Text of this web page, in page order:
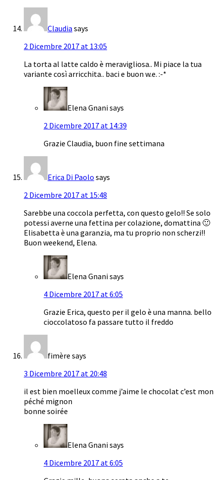
Claudia says
2 Dicembre 2017 at 13:05
La torta al latte caldo è meravigliosa.. Mi piace la tua
variante così arricchita.. baci e buon w.e. :-*
Elena Gnanisays
2 Dicembre 2017 at 14:39
Grazie Claudia, buon fine settimana
Erica Di Paolo says
2 Dicembre 2017 at 15:48
Sarebbe una coccola perfetta, con questo gelo!! Se solo
potessi averne una fettina per colazione, domattina 🙂
Elisabetta è una garanzia, ma tu proprio non scherzi!!
Buon weekend, Elena.
Elena Gnanisays
4 Dicembre 2017 at 6:05
Grazie Erica, questo per il gelo è una manna. bello
cioccolatoso fa passare tutto il freddo
fimère says
3 Dicembre 2017 at 20:48
il est bien moelleux comme j’aime le chocolat c’est mon
péché mignon
bonne soirée
Elena Gnanisays
4 Dicembre 2017 at 6:05